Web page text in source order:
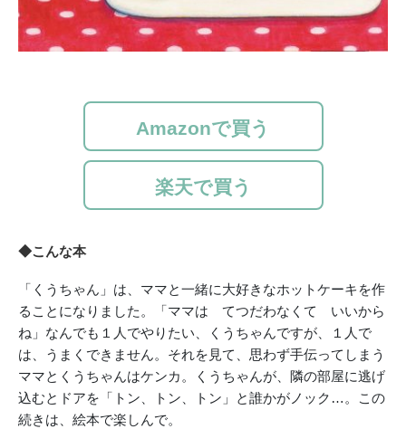
Amazonで買う
楽天で買う
◆こんな本
「くうちゃん」は、ママと一緒に大好きなホットケーキを作
ることになりました。「ママは てつだわなくて いいから
ね」なんでも１人でやりたい、くうちゃんですが、１人で
は、うまくできません。それを見て、思わず手伝ってしまう
ママとくうちゃんはケンカ。くうちゃんが、隣の部屋に逃げ
込むとドアを「トン、トン、トン」と誰かがノック…。この
続きは、絵本で楽しんで。